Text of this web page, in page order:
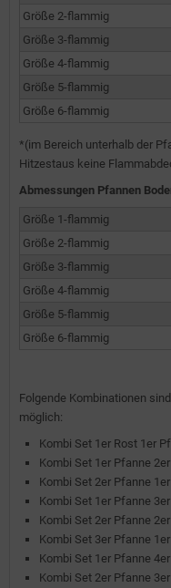
Größe 2-flammig
Größe 3-flammig
Größe 4-flammig
Größe 5-flammig
Größe 6-flammig
*(im Bereich unterhalb der
Hitzestaus keine
Abmessungen Pfannen
Größe 1-flammig
Größe 2-flammig
Größe 3-flammig
Größe 4-flammig
Größe 5-flammig
Größe 6-flammig
Folgende Kombinationen
möglich:
Kombi Set 1er Rost 1er
Kombi Set 1er Pfanne
Kombi Set 2er Pfanne
Kombi Set 1er Pfanne
Kombi Set 2er Pfanne
Kombi Set 3er Pfanne
Kombi Set 1er Pfanne
Kombi Set 2er Pfanne